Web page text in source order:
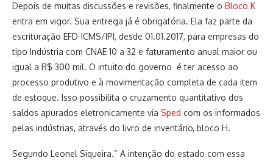
Depois de muitas discussões e revisões, finalmente o Bloco K
entra em vigor. Sua entrega já é obrigatória. Ela faz parte da
escrituração EFD-ICMS/IPI, desde 01.01.2017, para empresas do
tipo Indústria com CNAE 10 a 32 e faturamento anual maior ou
igual a R$ 300 mil. O intuito do governo é ter acesso ao
processo produtivo e à movimentação completa de cada item
de estoque. Isso possibilita o cruzamento quantitativo dos
saldos apurados eletronicamente via Sped com os informados
pelas indústrias, através do livro de inventário, bloco H.
Segundo Leonel Siqueira.“ A intenção do estado com essa